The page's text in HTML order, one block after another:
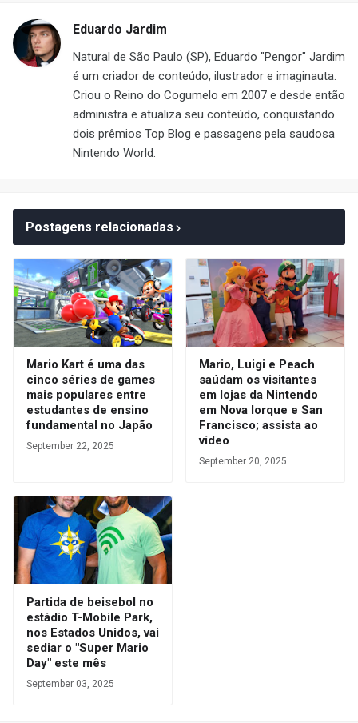
Eduardo Jardim
Natural de São Paulo (SP), Eduardo "Pengor" Jardim
é um criador de conteúdo, ilustrador e imaginauta.
Criou o Reino do Cogumelo em 2007 e desde então
administra e atualiza seu conteúdo, conquistando
dois prêmios Top Blog e passagens pela saudosa
Nintendo World.
Postagens relacionadas
Mario Kart é uma das
cinco séries de games
mais populares entre
estudantes de ensino
fundamental no Japão
September 22, 2025
Mario, Luigi e Peach
saúdam os visitantes
em lojas da Nintendo
em Nova Iorque e San
Francisco; assista ao
vídeo
September 20, 2025
Partida de beisebol no
estádio T-Mobile Park,
nos Estados Unidos, vai
sediar o "Super Mario
Day" este mês
September 03, 2025